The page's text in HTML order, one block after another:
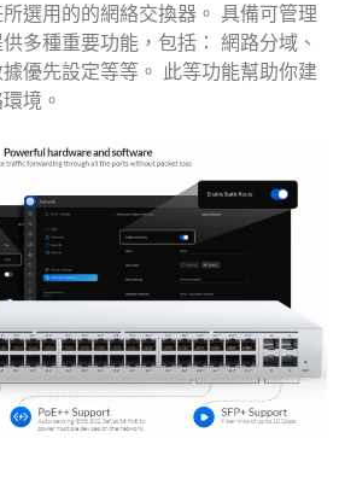
選用的的網絡交換器。 具備可管理
多種重要功能，包括： 網路分域、
優先設定等等。 此等功能幫助你建
境。